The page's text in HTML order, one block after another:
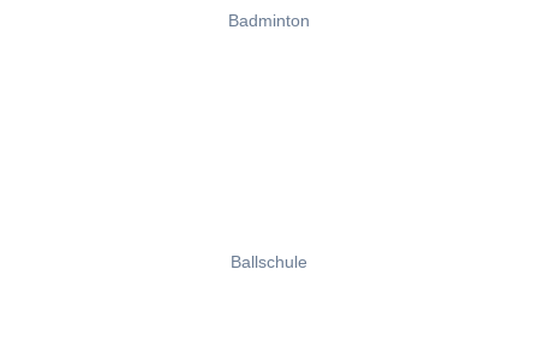
Badminton
Ballschule